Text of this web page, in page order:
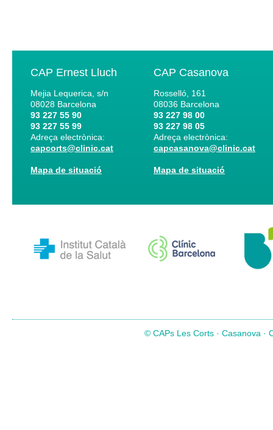
CAP Ernest Lluch
Mejia Lequerica, s/n
08028 Barcelona
93 227 55 90
93 227 55 99
Adreça electrònica:
capcorts@clinic.cat
Mapa de situació
CAP Casanova
Rosselló, 161
08036 Barcelona
93 227 98 00
93 227 98 05
Adreça electrònica:
capcasanova@clinic.cat
Mapa de situació
© CAPs Les Corts · Casanova ·